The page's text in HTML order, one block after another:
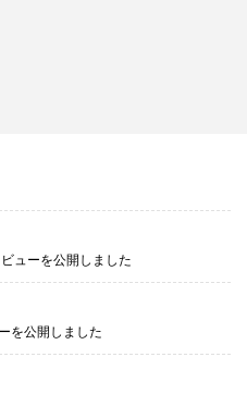
ューを公開しました
を公開しました